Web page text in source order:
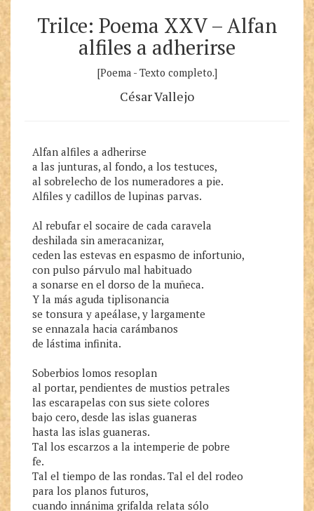
Trilce: Poema XXV – Alfan
alfiles a adherirse
[Poema - Texto completo.]
César Vallejo
Alfan alfiles a adherirse
a las junturas, al fondo, a los testuces,
al sobrelecho de los numeradores a pie.
Alfiles y cadillos de lupinas parvas.
Al rebufar el socaire de cada caravela
deshilada sin ameracanizar,
ceden las estevas en espasmo de infortunio,
con pulso párvulo mal habituado
a sonarse en el dorso de la muñeca.
Y la más aguda tiplisonancia
se tonsura y apeálase, y largamente
se ennazala hacia carámbanos
de lástima infinita.
Soberbios lomos resoplan
al portar, pendientes de mustios petrales
las escarapelas con sus siete colores
bajo cero, desde las islas guaneras
hasta las islas guaneras.
Tal los escarzos a la intemperie de pobre
fe.
Tal el tiempo de las rondas. Tal el del rodeo
para los planos futuros,
cuando innánima grifalda relata sólo